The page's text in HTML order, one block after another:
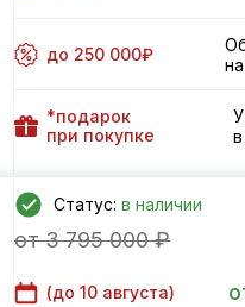
до 250 000₽
*подарок
при покупке
Статус: в наличии
от 3 795 000 ₽
(до 10 августа)